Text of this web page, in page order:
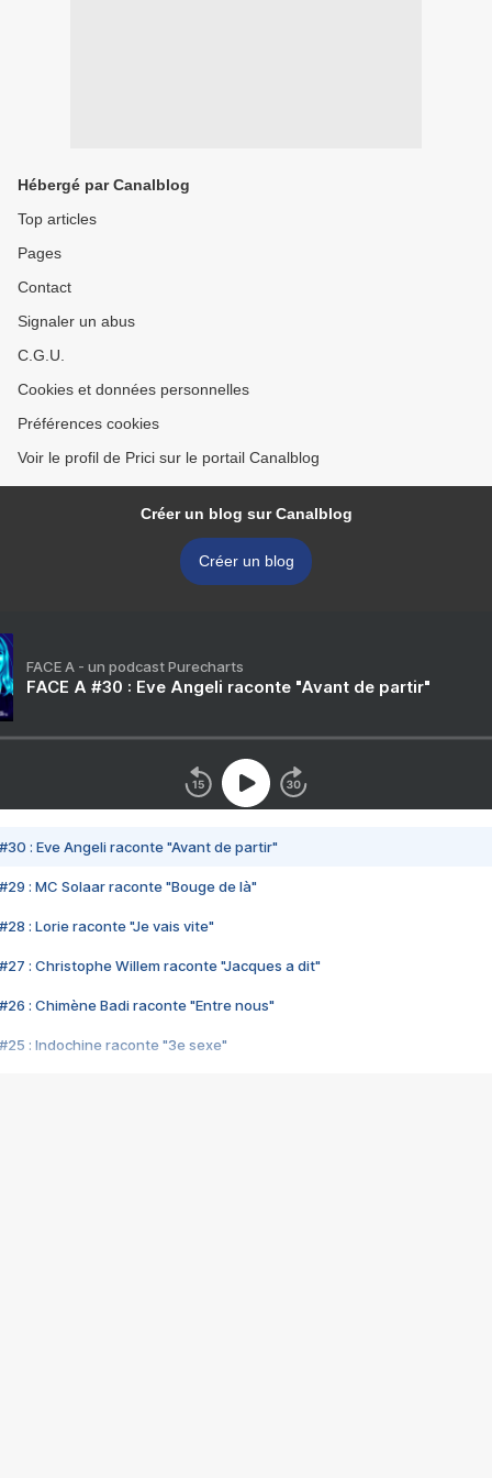
Hébergé par Canalblog
Top articles
Pages
Contact
Signaler un abus
C.G.U.
Cookies et données personnelles
Préférences cookies
Voir le profil de Prici sur le portail Canalblog
Créer un blog sur Canalblog
Créer un blog
FACE A - un podcast Purecharts
FACE A #30 : Eve Angeli raconte "Avant de partir"
#30 : Eve Angeli raconte "Avant de partir"
#29 : MC Solaar raconte "Bouge de là"
#28 : Lorie raconte "Je vais vite"
#27 : Christophe Willem raconte "Jacques a dit"
#26 : Chimène Badi raconte "Entre nous"
#25 : Indochine raconte "3e sexe"